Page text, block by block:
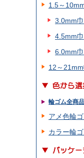
1.5～
3.0mm巾
4.5mm巾
6.0mm巾
12～
輪ゴム全商
アメ色輪
カラー輪